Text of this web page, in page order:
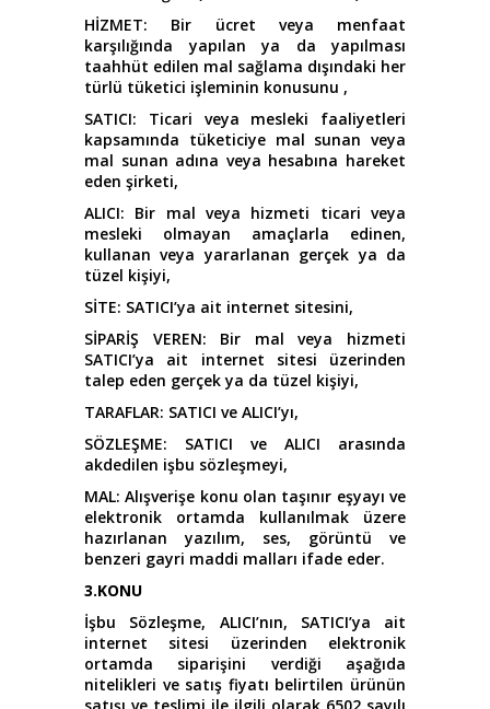
HİZMET: Bir ücret veya menfaat
karşılığında yapılan ya da yapılması
taahhüt edilen mal sağlama dışındaki her
türlü tüketici işleminin konusunu ,
SATICI: Ticari veya mesleki faaliyetleri
kapsamında tüketiciye mal sunan veya
mal sunan adına veya hesabına hareket
eden şirketi,
ALICI: Bir mal veya hizmeti ticari veya
mesleki olmayan amaçlarla edinen,
kullanan veya yararlanan gerçek ya da
tüzel kişiyi,
SİTE: SATICI’ya ait internet sitesini,
SİPARİŞ VEREN: Bir mal veya hizmeti
SATICI’ya ait internet sitesi üzerinden
talep eden gerçek ya da tüzel kişiyi,
TARAFLAR: SATICI ve ALICI’yı,
SÖZLEŞME: SATICI ve ALICI arasında
akdedilen işbu sözleşmeyi,
MAL: Alışverişe konu olan taşınır eşyayı ve
elektronik ortamda kullanılmak üzere
hazırlanan yazılım, ses, görüntü ve
benzeri gayri maddi malları ifade eder.
3.KONU
İşbu Sözleşme, ALICI’nın, SATICI’ya ait
internet sitesi üzerinden elektronik
ortamda siparişini verdiği aşağıda
nitelikleri ve satış fiyatı belirtilen ürünün